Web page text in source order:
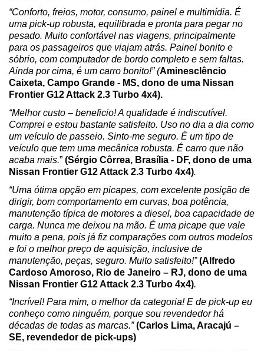
“Conforto, freios, motor, consumo, painel e multimídia. É
uma pick-up robusta, equilibrada e pronta para pegar no
pesado. Muito confortável nas viagens, principalmente
para os passageiros que viajam atrás. Painel bonito e
sóbrio, com computador de bordo completo e sem faltas.
Ainda por cima, é um carro bonito!” (Aminesclêncio
Caixeta, Campo Grande - MS, dono de uma Nissan
Frontier G12 Attack 2.3 Turbo 4x4).
“Melhor custo – beneficio! A qualidade é indiscutível.
Comprei e estou bastante satisfeito. Uso no dia a dia como
um veículo de passeio. Sinto-me seguro. É um tipo de
veículo que tem uma mecânica robusta. É carro que não
acaba mais.” (Sérgio Côrrea, Brasília - DF, dono de uma
Nissan Frontier G12 Attack 2.3 Turbo 4x4).
“Uma ótima opção em picapes, com excelente posição de
dirigir, bom comportamento em curvas, boa potência,
manutenção típica de motores a diesel, boa capacidade de
carga. Nunca me deixou na mão. É uma picape que vale
muito a pena, pois já fiz comparações com outros modelos
e foi o melhor preço de aquisição, inclusive de
manutenção, peças, seguro. Muito satisfeito!” (Alfredo
Cardoso Amoroso, Rio de Janeiro – RJ, dono de uma
Nissan Frontier G12 Attack 2.3 Turbo 4x4).
“Incrível! Para mim, o melhor da categoria! E de pick-up eu
conheço como ninguém, porque sou revendedor há
décadas de todas as marcas.” (Carlos Lima, Aracajú –
SE, revendedor de pick-ups)